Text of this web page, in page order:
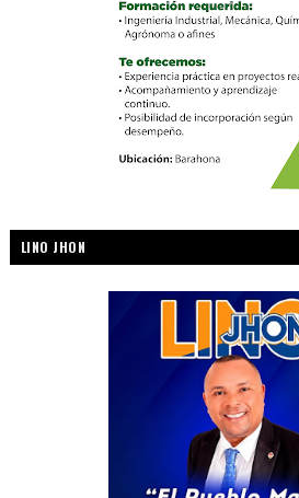
LINO JHON